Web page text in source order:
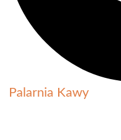
Palarnia Kawy